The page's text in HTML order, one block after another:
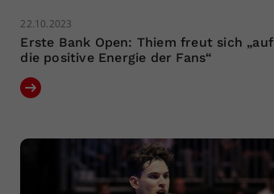
22.10.2023
Erste Bank Open: Thiem freut sich „auf
die positive Energie der Fans“